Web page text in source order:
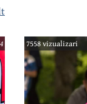
7558 vizualizari